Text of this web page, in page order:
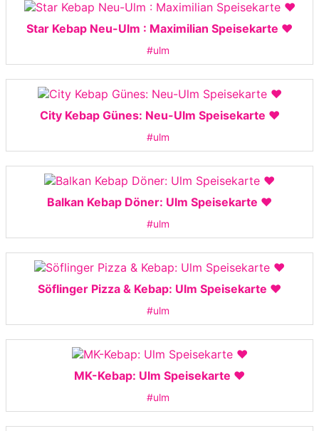
Star Kebap Neu-Ulm : Maximilian Speisekarte ❤️
#ulm
City Kebap Günes: Neu-Ulm Speisekarte ❤️
#ulm
Balkan Kebap Döner: Ulm Speisekarte ❤️
#ulm
Söflinger Pizza & Kebap: Ulm Speisekarte ❤️
#ulm
MK-Kebap: Ulm Speisekarte ❤️
#ulm